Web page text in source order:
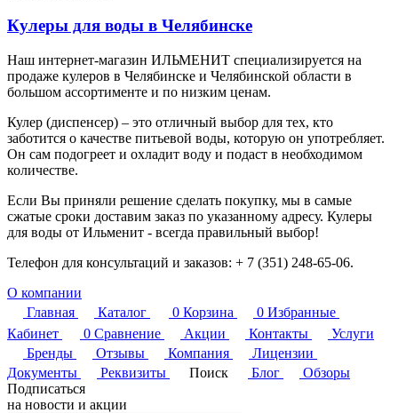
Кулеры для воды в Челябинске
Наш интернет-магазин ИЛЬМЕНИТ специализируется на
продаже кулеров в Челябинске и Челябинской области в
большом ассортименте и по низким ценам.
Кулер (диспенсер) – это отличный выбор для тех, кто
заботится о качестве питьевой воды, которую он употребляет.
Он сам подогреет и охладит воду и подаст в необходимом
количестве.
Если Вы приняли решение сделать покупку, мы в самые
сжатые сроки доставим заказ по указанному адресу. Кулеры
для воды от Ильменит - всегда правильный выбор!
Телефон для консультаций и заказов: + 7 (351) 248-65-06.
О компании
Главная
Каталог 0 Корзина 0 Избранные
Кабинет
0 Сравнение Акции Контакты
Услуги
Бренды
Отзывы Компания
Лицензии
Документы
Реквизиты Поиск Блог
Обзоры
Подписаться
на новости и акции